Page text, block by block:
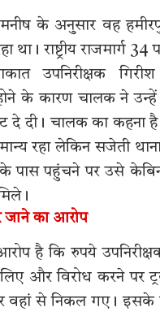
के अनुसार वह
था। राष्ट्रीय राजमार्ग
उपनिरीक्षक
के कारण चालक ने
दे दी। चालक का कहना है
रहा लेकिन सजेती थाना
के पास पहुंचने पर उसे
का आरोप
है कि रुपये
लिए और विरोध करने पर
वहां से निकल गए। इसके